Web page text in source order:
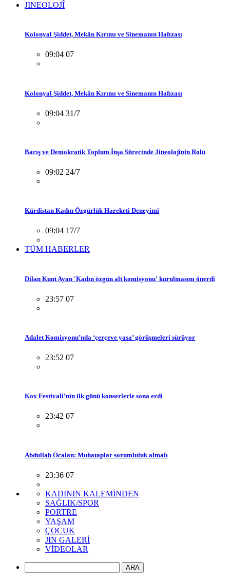
JINEOLOJÎ
Kolonyal Şiddet, Mekân Kırımı ve Sinemanın Hafızası
09:04 07
Kolonyal Şiddet, Mekân Kırımı ve Sinemanın Hafızası
09:04 31/7
Barış ve Demokratik Toplum İnşa Sürecinde Jineolojînin Rolü
09:02 24/7
Kürdistan Kadın Özgürlük Hareketi Deneyimi
09:04 17/7
TÜM HABERLER
Dilan Kunt Ayan 'Kadın özgün alt komisyonu' kurulmasını önerdi
23:57 07
Adalet Komisyonu’nda ‘çerçeve yasa’ görüşmeleri sürüyor
23:52 07
Kox Festivali’nin ilk günü konserlerle sona erdi
23:42 07
Abdullah Öcalan: Muhataplar sorumluluk almalı
23:36 07
KADININ KALEMİNDEN
SAĞLIK/SPOR
PORTRE
YAŞAM
ÇOCUK
JIN GALERİ
VİDEOLAR
ARA